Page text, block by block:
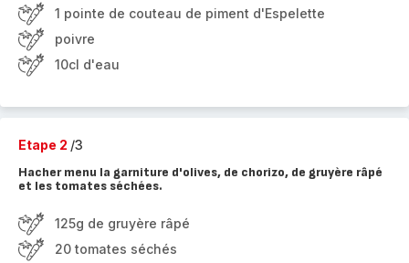
1 pointe de couteau de piment d'Espelette
poivre
10cl d'eau
Etape 2 /3
Hacher menu la garniture d'olives, de chorizo, de gruyère râpé
et les tomates séchées.
125g de gruyère râpé
20 tomates séchés